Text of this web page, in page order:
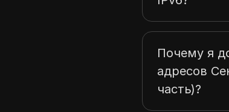
Почему я
адресов
часть)?